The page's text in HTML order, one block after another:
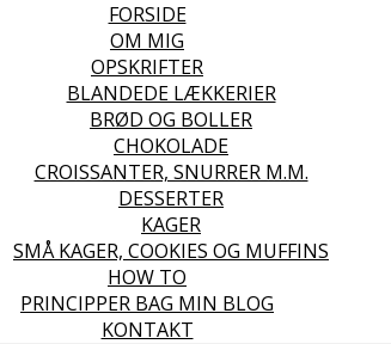
FORSIDE
OM MIG
OPSKRIFTER
BLANDEDE LÆKKERIER
BRØD OG BOLLER
CHOKOLADE
CROISSANTER, SNURRER M.M.
DESSERTER
KAGER
SMÅ KAGER, COOKIES OG MUFFINS
HOW TO
PRINCIPPER BAG MIN BLOG
KONTAKT